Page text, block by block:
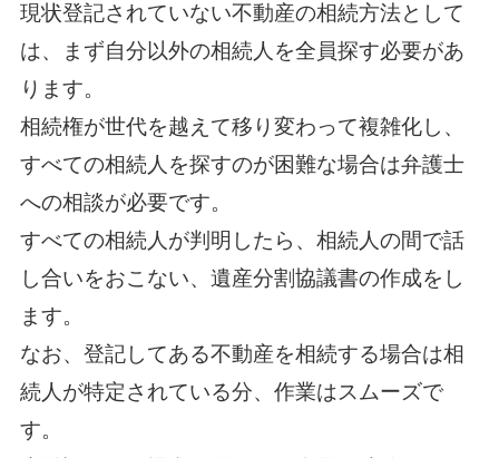
現状登記されていない不動産の相続方法として
は、まず自分以外の相続人を全員探す必要があ
ります。
相続権が世代を越えて移り変わって複雑化し、
すべての相続人を探すのが困難な場合は弁護士
への相談が必要です。
すべての相続人が判明したら、相続人の間で話
し合いをおこない、遺産分割協議書の作成をし
ます。
なお、登記してある不動産を相続する場合は相
続人が特定されている分、作業はスムーズで
す。